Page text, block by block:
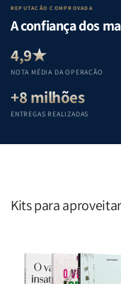
Lar
|
Equipe
Teológica
Penkal
|
REPUTAÇÃO COMPROVADA
A confiança dos
4,9★
NOTA MÉDIA DA OPERAÇÃO
+8 milhões
ENTREGAS REALIZADAS
Kits para